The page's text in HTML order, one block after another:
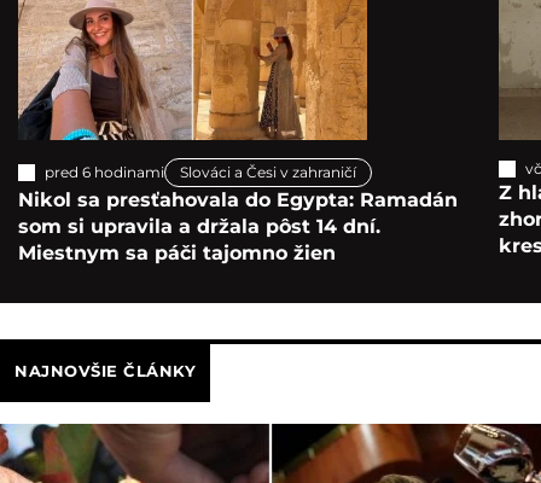
pred 6 hodinami Slováci a Česi v zahraničí
Nikol sa presťahovala do Egypta: Ramadán
som si upravila a držala pôst 14 dní.
Miestnym sa páči tajomno žien
Z
NAJNOVŠIE ČLÁNKY